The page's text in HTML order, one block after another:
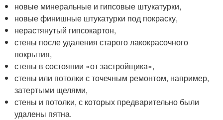
новые минеральные и гипсовые штукатурки,
новые финишные штукатурки под покраску,
нерастянутый гипсокартон,
стены после удаления старого лакокрасочного
покрытия,
стены в состоянии «от застройщика»,
стены или потолки с точечным ремонтом, например,
затертыми щелями,
стены и потолки, с которых предварительно были
удалены пятна.